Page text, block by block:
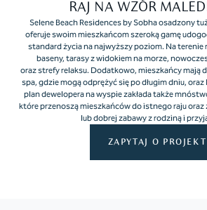
RAJ NA WZÓR
Selene Beach Residences by Sobha osadzony
oferuje swoim mieszkańcom szeroką gamę
standard życia na najwyższy poziom. Na terenie
baseny, tarasy z widokiem na morze,
oraz strefy relaksu. Dodatkowo, mieszkańcy mają
spa, gdzie mogą odprężyć się po długim dniu,
plan dewelopera na wyspie zakłada także
które przenoszą mieszkańców do istnego raju
lub dobrej zabawy z rodziną i
ZAPYTAJ O PROJEKT